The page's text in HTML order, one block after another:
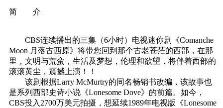
简 介
CBS连续播出的三集（6小时）电视迷你剧《Comanche
Moon 月落古西原》将带您回到那个古老苍茫的西部，在那
里，文明与荒蛮，生活及梦想，伦理和欲望，将伴着西部的
滚滚黄尘，震撼上演！！
该剧根据Larry McMurtry的同名畅销书改编，该故事也
是系列西部史诗小说《Lonesome Dove》的前篇。如今，
CBS投入2700万美元拍摄，想延续1989年电视版《Lonesome